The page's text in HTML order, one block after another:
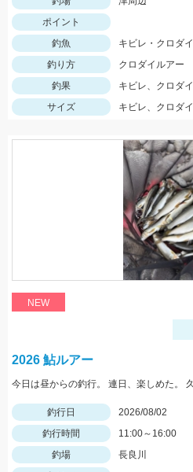
ポイント
釣魚
キビレ・クロダイ
釣り方
クロダイルアー
釣果
キビレ、クロダイ
サイズ
キビレ、クロダイ
NEW
2026 鮎ルアー
釣行日
2026/08/02
釣行時間
11:00～16:00
釣場
長良川